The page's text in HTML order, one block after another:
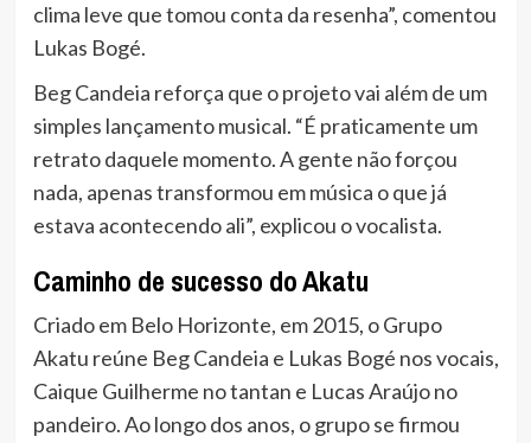
clima leve que tomou conta da resenha”, comentou
Lukas Bogé.
Beg Candeia reforça que o projeto vai além de um
simples lançamento musical. “É praticamente um
retrato daquele momento. A gente não forçou
nada, apenas transformou em música o que já
estava acontecendo ali”, explicou o vocalista.
Caminho de sucesso do Akatu
Criado em Belo Horizonte, em 2015, o Grupo
Akatu reúne Beg Candeia e Lukas Bogé nos vocais,
Caique Guilherme no tantan e Lucas Araújo no
pandeiro. Ao longo dos anos, o grupo se firmou